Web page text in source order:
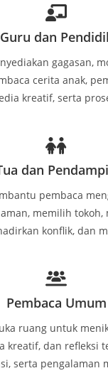
Guru dan
gagasan,
cerita anak,
kreatif, serta
dan
pembaca
memilih
konflik, dan
Pembaca Umum
ruang untuk
kreatif, dan refleksi
serta pengalaman